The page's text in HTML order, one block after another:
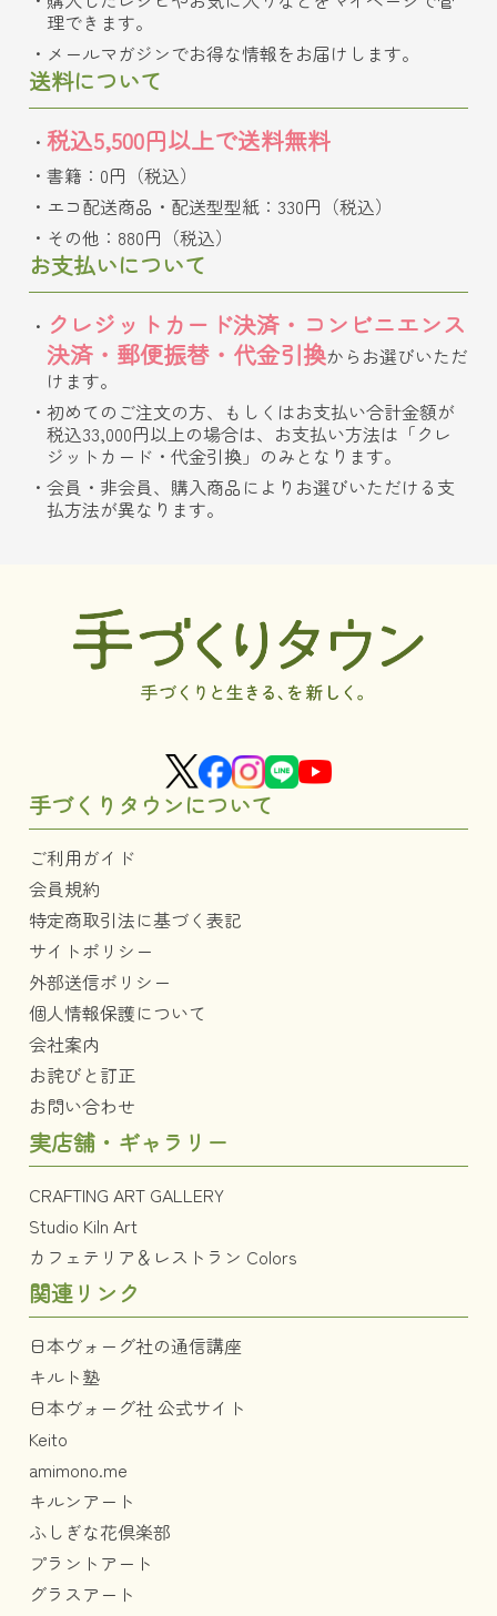
理できます。
メールマガジンでお得な情報をお届けします。
送料について
税込5,500円以上で送料無料
書籍：0円（税込）
エコ配送商品・配送型型紙：330円（税込）
その他：880円（税込）
お支払いについて
クレジットカード決済・コンビニエンス
決済・郵便振替・代金引換からお選びいただ
けます。
初めてのご注文の方、もしくはお支払い合計金額が
税込33,000円以上の場合は、お支払い方法は「クレ
ジットカード・代金引換」のみとなります。
会員・非会員、購入商品によりお選びいただける支
払方法が異なります。
手づくりタウンについて
ご利用ガイド
会員規約
特定商取引法に基づく表記
サイトポリシー
外部送信ポリシー
個人情報保護について
会社案内
お詫びと訂正
お問い合わせ
実店舗・ギャラリー
CRAFTING ART GALLERY
Studio Kiln Art
カフェテリア＆レストラン Colors
関連リンク
日本ヴォーグ社の通信講座
キルト塾
日本ヴォーグ社 公式サイト
Keito
amimono.me
キルンアート
ふしぎな花倶楽部
プラントアート
グラスアート